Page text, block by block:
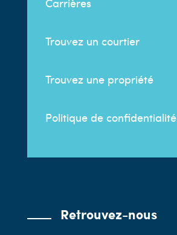
Trouvez un courtier
Trouvez une propriété
Politique de confidentialité
Retrouvez-nous